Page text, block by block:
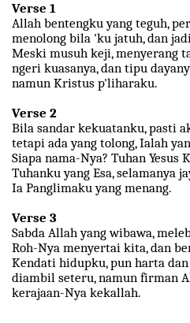
Verse 1
Allah bentengku yang teguh,
menolong bila 'ku jatuh, dan
Meski musuh keji, menyerang
ngeri kuasanya, dan tipu
namun Kristus p'liharaku.
Verse 2
Bila sandar kekuatanku, pasti
tetapi ada yang tolong, Ialah
Siapa nama-Nya? Tuhan Yesus
Tuhanku yang Esa, selamanya
Ia Panglimaku yang menang.
Verse 3
Sabda Allah yang wibawa,
Roh-Nya menyertai kita, dan
Kendati hidupku, pun harta dan
diambil seteru, namun firman
kerajaan-Nya kekallah.